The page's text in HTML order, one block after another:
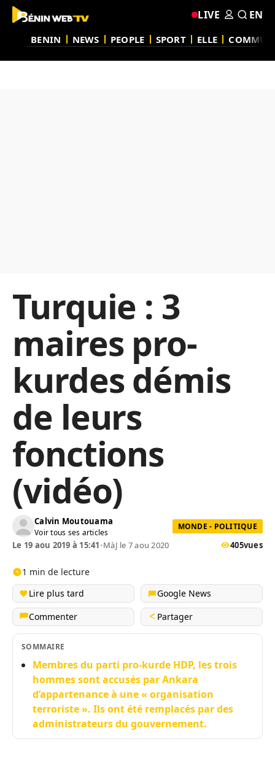
BENIN NEWS PEOPLE SPORT ELLE
LIVE EN
Turquie : 3
maires pro-
kurdes démis
de leurs
fonctions
(vidéo)
Calvin Moutouama
Voir tous ses articles
MONDE - POLITIQUE
Le 19 aou 2019 à 15:41•MàJ le 7 aou 2020 405vues
1 min de lecture
Lire plus tard
Google News
Commenter
Partager
SOMMAIRE
Membres du parti pro-kurde HDP, les trois
hommes sont accusés par Ankara
d’appartenance à une « organisation
terroriste ». Ils ont été remplacés par des
administrateurs du gouvernement.